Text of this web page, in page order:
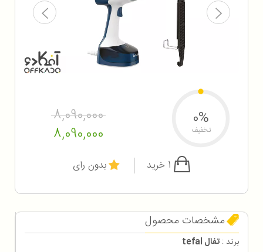
8,090,000
8,090,000
0%
تخفیف
بدون رای
مشخصات محصول
برند : تفال tefal